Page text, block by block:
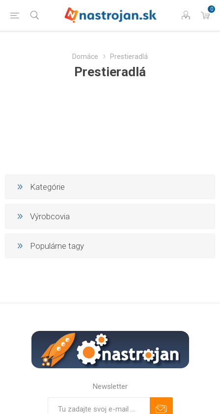
0
Domáce Prestieradlá
Prestieradlá
Kategórie
Výrobcovia
Populárne tagy
Newsletter